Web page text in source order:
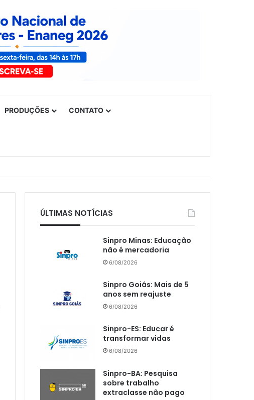
PRODUÇÕES CONTATO
ÚLTIMAS NOTÍCIAS
Sinpro Minas: Educação
não é mercadoria
6/08/2026
Sinpro Goiás: Mais de 5
anos sem reajuste
6/08/2026
Sinpro-ES: Educar é
transformar vidas
6/08/2026
Sinpro-BA: Pesquisa
sobre trabalho
extraclasse não pago